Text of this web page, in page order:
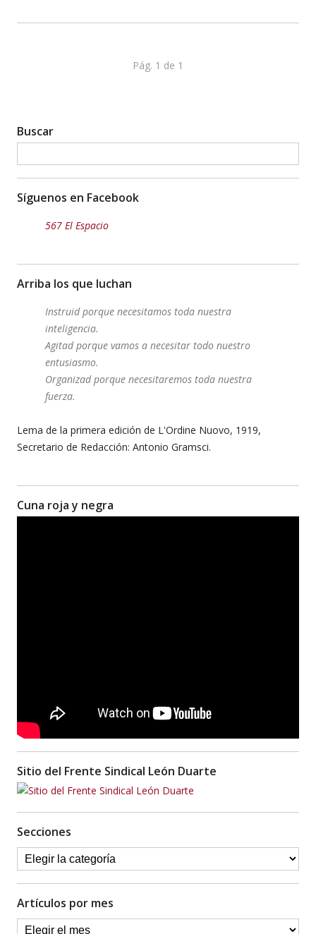
Pág. 1 de 1
Buscar
Síguenos en Facebook
567 El Espacio
Arriba los que luchan
Instruid porque necesitamos toda nuestra
inteligencia.
Agitad porque vamos a necesitar todo nuestro
entusiasmo.
Organizad porque necesitaremos toda nuestra
fuerza.
Lema de la primera edición de L'Ordine Nuovo, 1919,
Secretario de Redacción: Antonio Gramsci.
Cuna roja y negra
Sitio del Frente Sindical León Duarte
Secciones
Artículos por mes